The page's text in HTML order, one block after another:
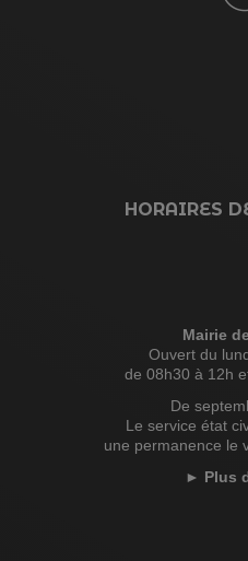
HORAIRES
Mairie
Ouvert du
de 08h30 à 12h
De
Le service état
une permanence le
► Plus